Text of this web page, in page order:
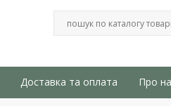
Доставка та оплата Про